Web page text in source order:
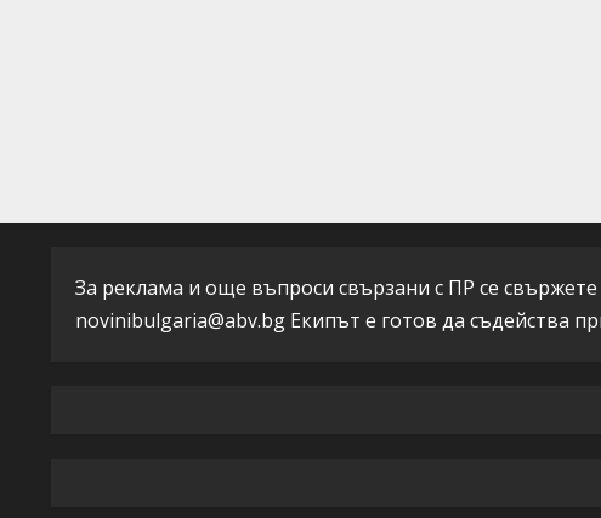
За реклама и още въпроси свързани с ПР се свържете
novinibulgaria@abv.bg Екипът е готов да съдейства